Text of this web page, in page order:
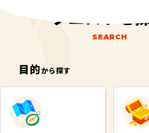
クエストを
SEARCH
目的から探す